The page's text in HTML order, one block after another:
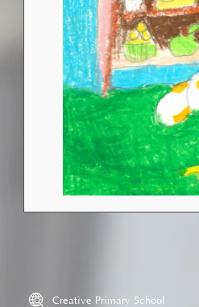
Creative Primary School